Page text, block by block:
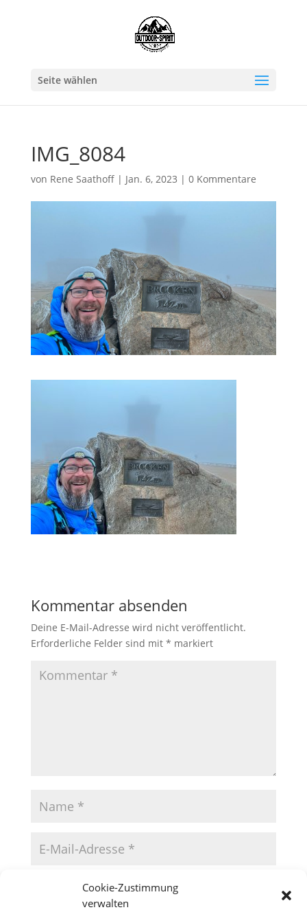
Cookie-Zustimmung
verwalten
Seite wählen
IMG_8084
von Rene Saathoff| Jan. 6, 2023 | 0 Kommentare
Kommentar absenden
Deine E-Mail-Adresse wird nicht veröffentlicht.
Erforderliche Felder sind mit * markiert